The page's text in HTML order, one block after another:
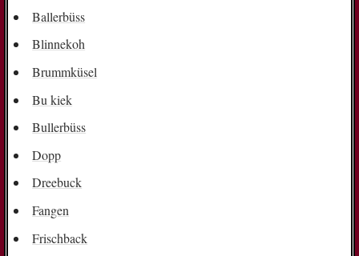
Ballerbüss
Blinnekoh
Brummküsel
Bu kiek
Bullerbüss
Dopp
Dreebuck
Fangen
Frischback